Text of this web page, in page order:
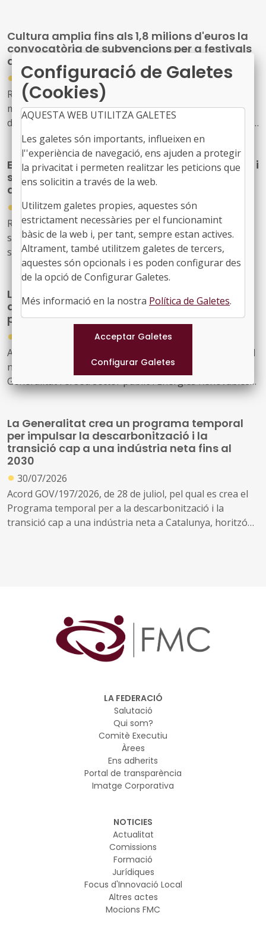
de ciutat.
Cultura amplia fins als 1,8 milions d'euros la
convocatòria de subvencions per a festivals
de música d'alt interès cultural
●
31/07/2026
Resolució CLT/2702/2026, de 24 de juliol, per la qual es
modifica la dotació de la convocatòria per a la concessió
de subvencions, en règim de concurrència competitiva, a
festivals de música d'alt interès cultural (ref. BDNS
914637)
El Govern de l’Estat aprova mesures laborals i
socials urgents per protegir les persones
afectades pels incendis forestals
●
30/07/2026
Reial decret llei 20/2026, de 29 de juliol, pel qual
s’estableixen mesures urgents de protecció laboral i
social davant els incendis forestals.
La Generalitat actualitza el model de relació
amb L'Energètica per reforçar els serveis
públics d'energia
●
Acord GOV/198/2026, de 28 de juliol, pel qual s'aprova el
nou model de relació entre l'Administració de la
Generalitat i el seu sector públic i Energies Renovables
Públiques de Catalunya, SAU (L'Energètica), i
en l'àmbit de l'energia
La Generalitat crea un programa temporal
per impulsar la descarbonització i la
transició cap a una indústria neta fins al
2030
● 30/07/2026
Acord GOV/197/2026, de 28 de juliol, pel qual es crea el
Programa temporal per a la descarbonització i la
transició cap a una indústria neta a Catalunya, horitzó
LA FEDERACIÓ
Salutació
Qui som?
Comitè Executiu
Àrees
Ens adherits
Portal de transparència
Imatge Corporativa
NOTICIES
Actualitat
Comissions
Formació
Jurídiques
Focus d'Innovació Local
Altres actes
Mocions FMC
Configuració de Galetes
(Cookies)
AQUESTA WEB UTILITZA GALETES
Les galetes són importants, influeixen en
l''experiència de navegació, ens ajuden a protegir
la privacitat i permeten realitzar les peticions que
ens solicitin a través de la web.
Utilitzem galetes propies, aquestes són
estrictament necessàries per el funcionamint
bàsic de la web i, per tant, sempre estan actives.
Altrament, també utilitzem galetes de tercers,
aquestes són opcionals i es poden configurar des
de la opció de Configurar Galetes.
Més informació en la nostra Política de Galetes.